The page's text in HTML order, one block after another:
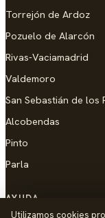
Torrejón de Ardoz
Pozuelo de Alarcón
Rivas-Vaciamadrid
Valdemoro
San Sebastián de los
Alcobendas
Pinto
Parla
AYUDA
Utilizamos cookies